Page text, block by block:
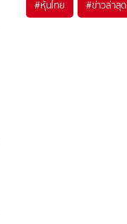
#หุ้นไทย #ข่าวล่าสุด